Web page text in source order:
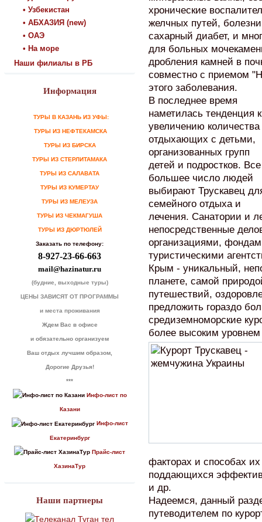
• Узбекистан
• АБХАЗИЯ (new)
• ОАЭ
• На море
Наши филиалы в РБ
Информация
ТУРЫ В КАЗАНЬ ИЗ УФЫ:
ТУРЫ ИЗ НЕФТЕКАМСКА
ТУРЫ ИЗ БИРСКА
ТУРЫ ИЗ СТЕРЛИТАМАКА
ТУРЫ ИЗ САЛАВАТА
ТУРЫ ИЗ КУМЕРТАУ
ТУРЫ ИЗ МЕЛЕУЗА
ТУРЫ ИЗ ЧЕКМАГУША
ТУРЫ ИЗ ДЮРТЮЛЕЙ
Заказать по телефону:
8-927-23-66-663
mail@hazinatur.ru
(будние, выходные туры)
ЦЕНЫ ЗАВИСЯТ ОТ ПРОГРАММЫ
и места проживания
Ждем Вас в офисе
и обязательно организуем
Ваш отдых лучшим образом,
Дорогие Друзья!
***
Инфо-лист по
Казани
Инфо-лист
Екатеринбург
Прайс-лист
ХазинаТур
Наши партнеры
хронические
желчных путей,
сахарный диабет, и
для больных
дробления камней в
совместно с приемом
этого заболевания.
В последнее время
наметилась тенденция к
увеличению количества
отдыхающих с детьми,
организованных групп
детей и подростков. Все
большее число людей
выбирают Трускавец
семейного отдыха и
лечения. Санатории и
непосредственные
организациями,
туристическими
Крым - уникальный,
планете, самой
путешествий,
предложить гораздо
средиземноморские
более высоким
факторах и способах
поддающихся
и др.
Надеемся, данный
путеводителем по